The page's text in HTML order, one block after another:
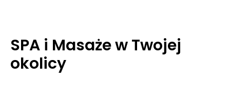
SPA i Masaże w Twojej
okolicy